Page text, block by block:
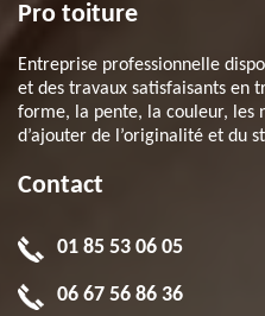
Pro toiture
Entreprise professionnelle
et des travaux satisfaisants en
forme, la pente, la couleur, les
d’ajouter de l’originalité et du
Contact
01 85 53 06 05
06 67 56 86 36